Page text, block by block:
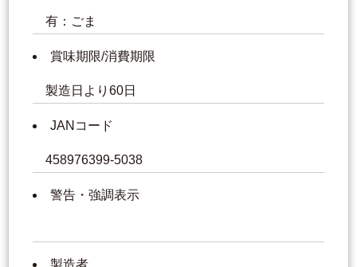
有：ごま
賞味期限/消費期限
製造日より60日
JANコード
458976399-5038
警告・強調表示